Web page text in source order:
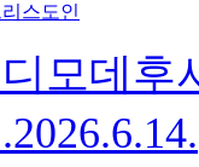
스도인
모데후